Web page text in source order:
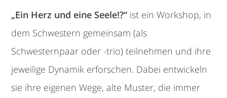
„Ein Herz und eine Seele!?“ ist ein Workshop, in
dem Schwestern gemeinsam (als
Schwesternpaar oder -trio) teilnehmen und ihre
jeweilige Dynamik erforschen. Dabei entwickeln
sie ihre eigenen Wege, alte Muster, die immer